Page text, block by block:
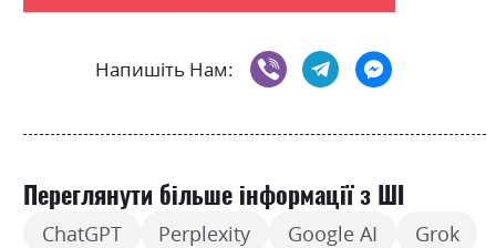
Напишіть Нам:
Переглянути більше інформації з ШІ
ChatGPT Perplexity Google AI Grok